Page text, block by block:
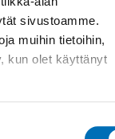
sivustoamme.
muihin tietoihin,
kun olet käyttänyt
with just
aids with a